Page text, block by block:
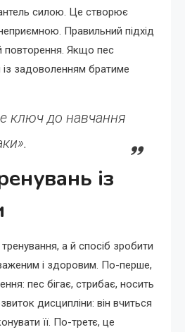
силою. Це створює
Правильний підхід
повторення. Якщо пес
із задоволенням братиме
ключ до навчання
із
а й спосіб зробити
і здоровим. По-перше,
пес бігає, стрибає, носить
дисципліни: він вчиться
її. По-третє, це